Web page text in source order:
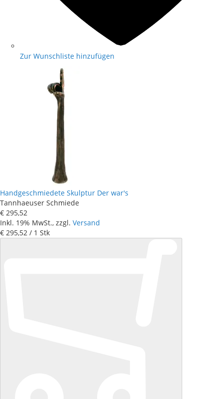
Zur Wunschliste hinzufügen
Handgeschmiedete Skulptur Der war's
Tannhaeuser Schmiede
€ 295,52
Inkl. 19% MwSt., zzgl. Versand
€ 295,52 / 1 Stk